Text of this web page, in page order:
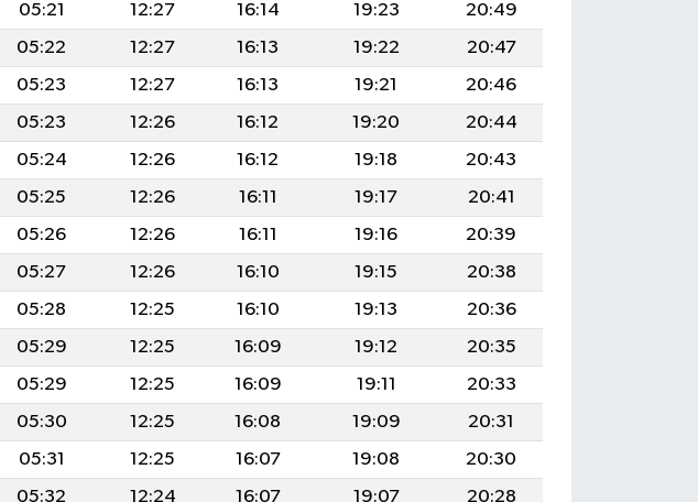
05:21 12:27 16:14 19:23
20:49
05:22 12:27 16:13 19:22
20:47
05:23 12:27 16:13 19:21
20:46
05:23 12:26 16:12 19:20
20:44
05:24 12:26 16:12 19:18
20:43
05:25 12:26 16:11 19:17
20:41
05:26 12:26 16:11 19:16
20:39
05:27 12:26 16:10 19:15
20:38
05:28 12:25 16:10 19:13
20:36
05:29 12:25 16:09 19:12
20:35
05:29 12:25 16:09 19:11
20:33
05:30 12:25 16:08 19:09
20:31
05:31 12:25 16:07 19:08
20:30
05:32 12:24 16:07 19:07 20:28